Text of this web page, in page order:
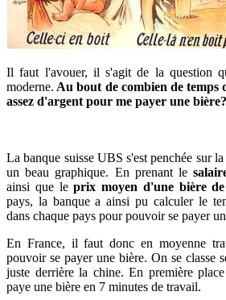
Il faut l'avouer, il s'agit de la question
moderne. Au bout de combien de
assez d'argent pour me payer une bière?
La banque suisse UBS s'est penchée sur
un beau graphique. En prenant le
ainsi que leprix moyen d'une bière
pays, la banque a ainsi pu calculer le
dans chaque pays pour pouvoir se payer
En France, il faut donc en moyenne
pouvoir se payer une bière. On se classe
juste derrière la chine. En première
paye une bière en 7 minutes de travail.